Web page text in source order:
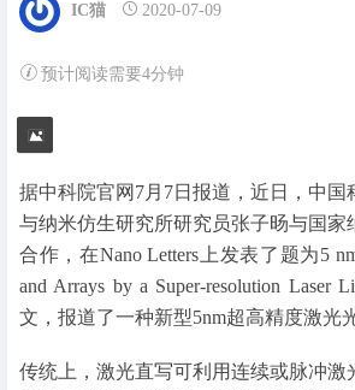
IC猫 2020-07-09
预计阅读需要4分钟
据中科院官网7月7日报道，近日，中国
与纳米仿生研究所研究员张子旸与国家
合作，在Nano Letters上发表了题为5
and Arrays by a Super-resolution Laser
文，报道了一种新型5nm超高精度激光
传统上，激光直写可利用连续或脉冲激